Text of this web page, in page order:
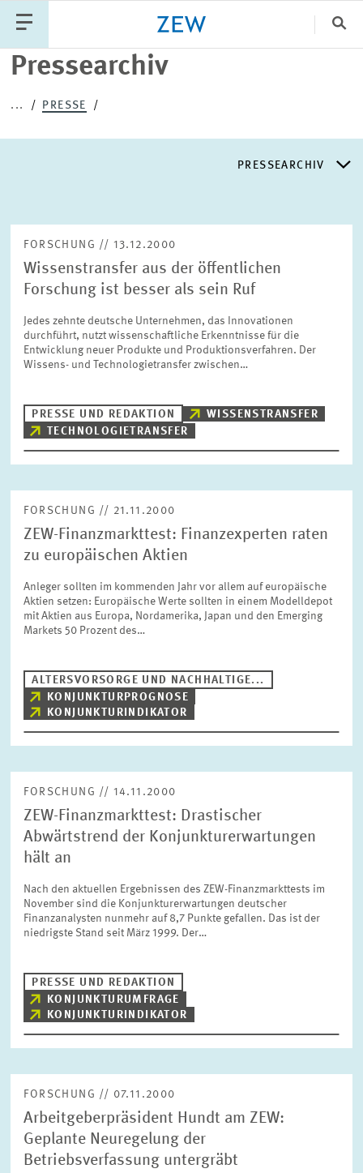
Pressearchiv
... PRESSE
PRESSEARCHIV
PRESSEVERTEILER
EXPERTENLISTE
JAHRESBERICHT
FORSCHUNG // 13.12.2000
Wissenstransfer aus der öffentlichen
Forschung ist besser als sein Ruf
Jedes zehnte deutsche Unternehmen, das Innovationen
durchführt, nutzt wissenschaftliche Erkenntnisse für die
Entwicklung neuer Produkte und Produktionsverfahren. Der
Wissens- und Technologietransfer zwischen…
PRESSE UND REDAKTION
WISSENSTRANSFER
TECHNOLOGIETRANSFER
FORSCHUNG // 21.11.2000
ZEW-Finanzmarkttest: Finanzexperten raten
zu europäischen Aktien
Anleger sollten im kommenden Jahr vor allem auf europäische
Aktien setzen: Europäische Werte sollten in einem Modelldepot
mit Aktien aus Europa, Nordamerika, Japan und den Emerging
Markets 50 Prozent des…
ALTERSVORSORGE UND NACHHALTIGE...
KONJUNKTURPROGNOSE
KONJUNKTURINDIKATOR
FORSCHUNG // 14.11.2000
ZEW-Finanzmarkttest: Drastischer
Abwärtstrend der Konjunkturerwartungen
hält an
Nach den aktuellen Ergebnissen des ZEW-Finanzmarkttests im
November sind die Konjunkturerwartungen deutscher
Finanzanalysten nunmehr auf 8,7 Punkte gefallen. Das ist der
niedrigste Stand seit März 1999. Der…
PRESSE UND REDAKTION
KONJUNKTURUMFRAGE
KONJUNKTURINDIKATOR
FORSCHUNG // 07.11.2000
Arbeitgeberpräsident Hundt am ZEW:
Geplante Neuregelung der
Betriebsverfassung untergräbt